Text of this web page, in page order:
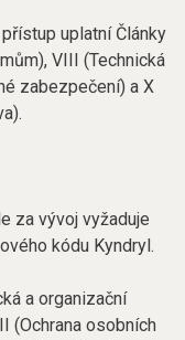
uplatní Články
VIII (Technická
zabezpečení) a X
za vývoj vyžaduje
kódu Kyndryl.
a organizační
(Ochrana osobních